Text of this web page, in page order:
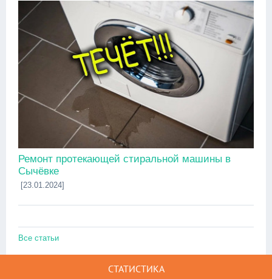
Ремонт протекающей стиральной машины в
Сычёвке
[23.01.2024]
Все статьи
СТАТИСТИКА